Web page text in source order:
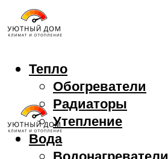
Тепло
Обогреватели
Радиаторы
Утепление
Вода